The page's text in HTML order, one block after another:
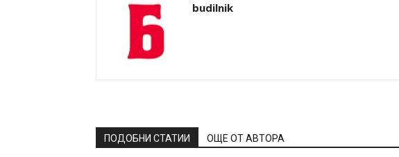
budilnik
ПОДОБНИ СТАТИИ ОЩЕ ОТ АВТОРА